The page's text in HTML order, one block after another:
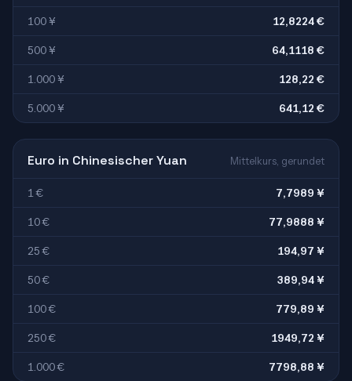
100 ¥ 12,8224 €
500 ¥ 64,1118 €
1.000 ¥ 128,22 €
5.000 ¥ 641,12 €
Euro in Chinesischer Yuan Mittelkurs, gerundet
1 € 7,7989 ¥
10 € 77,9888 ¥
25 € 194,97 ¥
50 € 389,94 ¥
100 € 779,89 ¥
250 € 1949,72 ¥
1.000 € 7798,88 ¥